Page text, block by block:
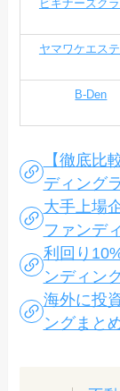
ビギナーズク
ヤマワケエス
B-Den
【徹底比
ディング
大手上場
ファンデ
利回り
ンディン
海外に投
ングまと